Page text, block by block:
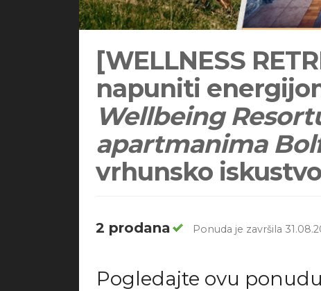
[WELLNESS
napuniti
Wellbeing
apartmanima
vrhunsko
2 prodana Ponuda je završila
Pogledajte ovu ponudu